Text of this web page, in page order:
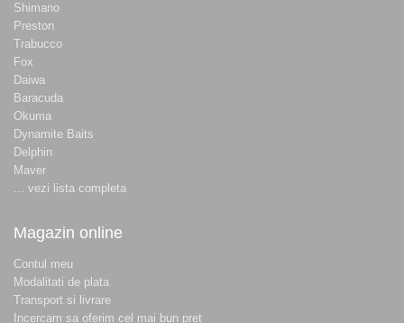
Shimano
Preston
Trabucco
Fox
Daiwa
Baracuda
Okuma
Dynamite Baits
Delphin
Maver
... vezi lista completa
Magazin online
Contul meu
Modalitati de plata
Transport si livrare
Incercam sa oferim cel mai bun pret